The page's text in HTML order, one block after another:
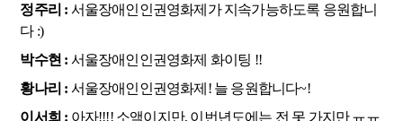
정주리 : 서울장애인인권영화제가 지속가능하도록 응원합니
다 :)
박수현 : 서울장애인인권영화제 화이팅 !!
황나리 : 서울장애인인권영화제! 늘 응원합니다~!
이서희 : 아자!!!! 소액이지만, 이번년도에는 전 못 가지만 ㅠㅠ